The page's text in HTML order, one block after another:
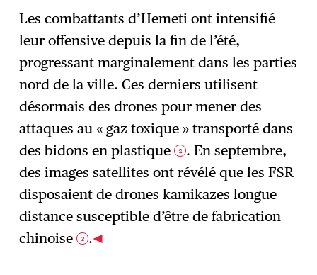
Les combattants d’Hemeti ont intensifié
leur offensive depuis la fin de l’été,
progressant marginalement dans les parties
nord de la ville. Ces derniers utilisent
désormais des drones pour mener des
attaques au « gaz toxique » transporté dans
des bidons en plastique 2 . En septembre,
des images satellites ont révélé que les FSR
disposaient de drones kamikazes longue
distance susceptible d’être de fabrication
chinoise 3 .